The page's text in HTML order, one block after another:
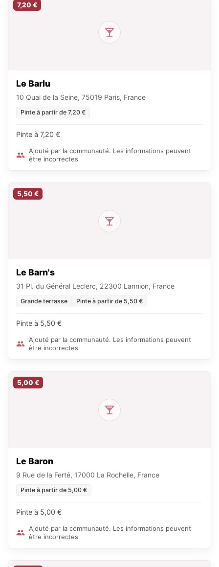
7,20 €
Le Barlu
10 Quai de la Seine, 75019 Paris, France
Pinte à partir de 7,20 €
Pinte à 7,20 €
Ajouté par la communauté. Les informations peuvent
être incorrectes
5,50 €
Le Barn's
31 Pl. du Général Leclerc, 22300 Lannion, France
Grande terrasse Pinte à partir de 5,50 €
Pinte à 5,50 €
Ajouté par la communauté. Les informations peuvent
être incorrectes
5,00 €
Le Baron
9 Rue de la Ferté, 17000 La Rochelle, France
Pinte à partir de 5,00 €
Pinte à 5,00 €
Ajouté par la communauté. Les informations peuvent
être incorrectes